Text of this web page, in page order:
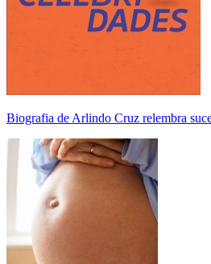
Biografia de Arlindo Cruz relembra